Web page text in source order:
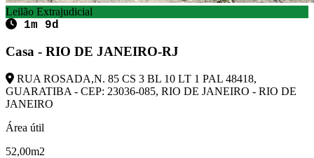
Leilão Extrajudicial
1m 9d
Casa - RIO DE JANEIRO-RJ
RUA ROSADA,N. 85 CS 3 BL 10 LT 1 PAL 48418,
GUARATIBA - CEP: 23036-085, RIO DE JANEIRO - RIO DE
JANEIRO
Área útil
52,00m2